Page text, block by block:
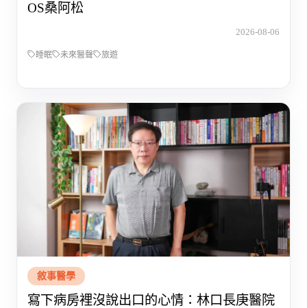
OS桑阿松
2026-08-06
睡眠 未來醫聲 旅遊
敘事醫學
寫下病房裡沒說出口的心情：林口長庚醫院